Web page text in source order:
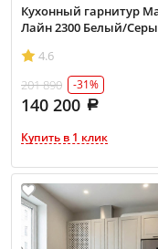
Кухонный гарнитур
Лайн 2300 Белый/
4.6
201 890
-31%
140 200
Купить в 1 клик